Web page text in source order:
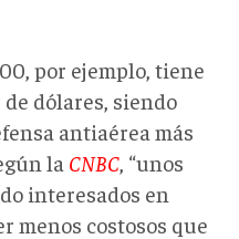
por ejemplo, tiene
dólares, siendo
antiaérea más
la CNBC , “unos
interesados en
menos costosos que